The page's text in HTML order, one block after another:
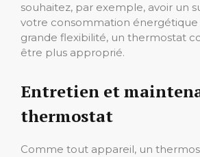
souhaitez, par exemple, avoir un
votre consommation
grande flexibilité, un thermostat
être plus approprié.
Entretien et
thermostat
Comme tout appareil, un